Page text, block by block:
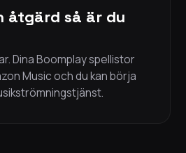
åtgärd så är du
Dina Boomplay spellistor
Music och du kan börja